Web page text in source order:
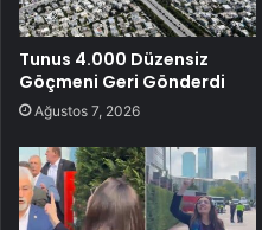
Tunus 4.000 Düzensiz
Göçmeni Geri Gönderdi
Ağustos 7, 2026